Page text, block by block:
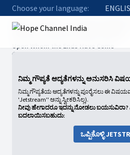
Choose your language:
Home
2025: Q2 - Allusions Images Symbols
Upon Whom the Ends Have Come
ನಿಮ್ಮ ಗೌಪ್ಯತೆ ಆದ್ಯತೆಗಳನ್ನು ಅನುಸರಿಸಿ
ನಿಮ್ಮ ಗೌಪ್ಯತೆಯ ಆದ್ಯತೆಗಳನ್ನು ಪೂರೈಸಲು ಈ
'Jetstream'' ಅನ್ನು ಸ್ವೀಕರಿಸಿಲ್ಲ).
ನೀವು ಹೇಗಾದರೂ ಇದನ್ನು ನೋಡಲು ಬಯಸುವಿರಾ?
ಬದಲಾಯಿಸಬಹುದು:
ಒಪ್ಪಿಕೊಳ್ಳಿ